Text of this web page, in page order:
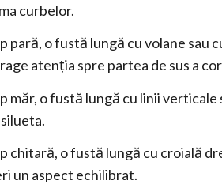
curbelor.
pară, o fustă lungă cu volane sau
atenția spre partea de sus a
măr, o fustă lungă cu linii verticale
chitară, o fustă lungă cu croială
un aspect echilibrat.